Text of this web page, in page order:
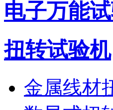
电子万能
扭转试验机
金属线材